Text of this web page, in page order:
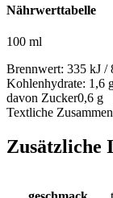
Nährwerttabelle
100 ml
Brennwert: 335 kJ /
Kohlenhydrate: 1,6
davon Zucker0,6 g
Textliche
Zusätzliche